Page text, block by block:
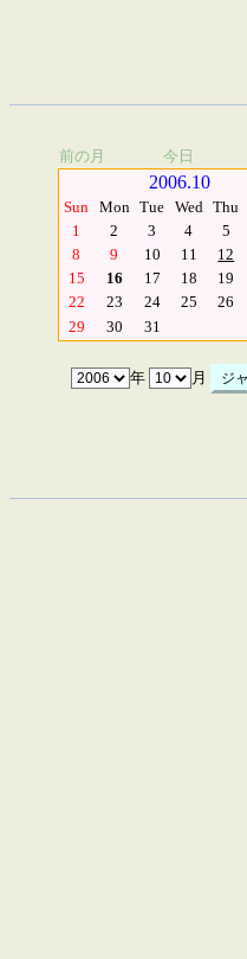
前の月 今日
2006.10
Sun Mon Tue Wed Thu
1
2 3 4 5
8
9 10 11 12
15
16 17 18 19
22
23 24 25 26
29
30 31
年 月